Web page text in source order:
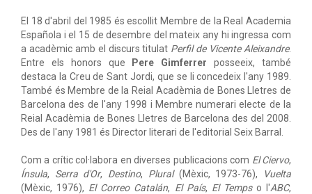
El 18 d'abril del 1985 és escollit Membre de la Real Academia
Española i el 15 de desembre del mateix any hi ingressa com
a acadèmic amb el discurs titulat Perfil de Vicente Aleixandre.
Entre els honors que
Pere Gimferrer posseeix, també
destaca la Creu de Sant Jordi, que se li concedeix l'any 1989.
També és Membre de la Reial Acadèmia de Bones Lletres de
Barcelona des de l'any 1998 i Membre numerari electe de la
Reial Acadèmia de Bones Lletres de Barcelona des del 2008.
Des de l'any 1981 és Director literari de l'editorial Seix Barral.
Com a crític col·labora en diverses publicacions com El Ciervo,
Ínsula, Serra d'Or, Destino, Plural(Mèxic, 1973-76),
Vuelta
(Mèxic, 1976), El Correo Catalán, El País, El Tempso l'ABC,